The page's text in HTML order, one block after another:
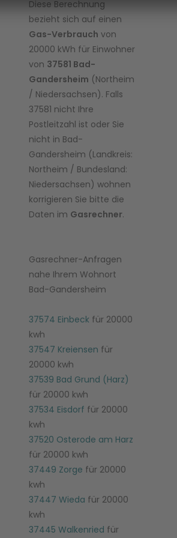
Inhalt zur
Liste der
verwend
eten
Technolo
gien
hinzuzuf
powered
by
Usercent
Consent
Manage
ment
Platform
Diese Berechnung
bezieht sich auf einen
Gas-Verbrauch von
20000 kWh für Einwohner
von 37581 Bad-
Gandersheim (Northeim
/ Niedersachsen). Falls
37581 nicht Ihre
Postleitzahl ist oder Sie
nicht in Bad-
Gandersheim (Landkreis:
Northeim / Bundesland:
Niedersachsen) wohnen
korrigieren Sie bitte die
Daten im Gasrechner.
Gasrechner-Anfragen
nahe Ihrem Wohnort
Bad-Gandersheim
37574 Einbeckfür 20000
kwh
37547 Kreiensen für
20000 kwh
37539 Bad Grund (Harz)
für 20000 kwh
37534 Eisdorf für 20000
kwh
37520 Osterode am Harz
für 20000 kwh
37449 Zorge für 20000
kwh
37447 Wieda für 20000
kwh
37445 Walkenried für